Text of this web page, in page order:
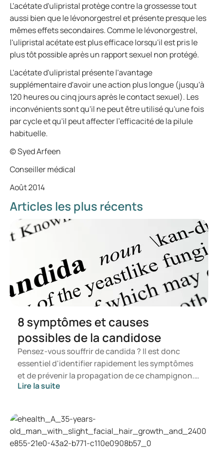
L'acétate d'ulipristal protège contre la grossesse tout
aussi bien que le lévonorgestrel et présente presque les
mêmes effets secondaires. Comme le lévonorgestrel,
l'ulipristal acétate est plus efficace lorsqu'il est pris le
plus tôt possible après un rapport sexuel non protégé.
L'acétate d'ulipristal présente l'avantage
supplémentaire d'avoir une action plus longue (jusqu'à
120 heures ou cinq jours après le contact sexuel). Les
inconvénients sont qu'il ne peut être utilisé qu'une fois
par cycle et qu'il peut affecter l'efficacité de la pilule
habituelle.
© Syed Arfeen
Conseiller médical
Août 2014
Articles les plus récents
8 symptômes et causes
possibles de la candidose
Pensez-vous souffrir de candida ? Il est donc
essentiel d'identifier rapidement les symptômes
et de prévenir la propagation de ce champignon.
Dans cet article, vous apprendrez ce qu'est le
manifester. Vous saurez ainsi à quel moment il est
pertinent de consulter un professionnel de santé.
Lire la suite